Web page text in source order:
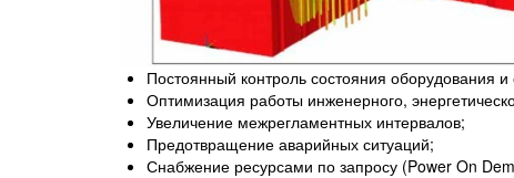
Постоянный контроль состояния оборудования и
Оптимизация работы инженерного,
Увеличение межрегламентных интервалов;
Предотвращение аварийных ситуаций;
Снабжение ресурсами по запросу (Power On